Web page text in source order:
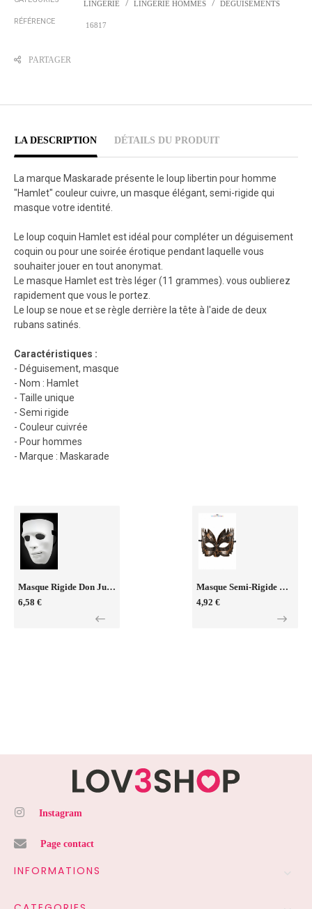
LINGERIE LINGERIE HOMMES DÉGUISEMENTS
RÉFÉRENCE 16817
PARTAGER
LA DESCRIPTION DÉTAILS DU PRODUIT
La marque Maskarade présente le loup libertin pour homme
"Hamlet" couleur cuivre, un masque élégant, semi-rigide qui
masque votre identité.
Le loup coquin Hamlet est idéal pour compléter un déguisement
coquin ou pour une soirée érotique pendant laquelle vous
souhaiter jouer en tout anonymat.
Le masque Hamlet est très léger (11 grammes). vous oublierez
rapidement que vous le portez.
Le loup se noue et se règle derrière la tête à l'aide de deux
rubans satinés.
Caractéristiques :
- Déguisement, masque
- Nom : Hamlet
- Taille unique
- Semi rigide
- Couleur cuivrée
- Pour hommes
- Marque : Maskarade
Masque Rigide Don Juan
6,58 €
Masque Semi-Rigide Cuivré Don Giovanni
4,92 €
Instagram
Page contact
INFORMATIONS